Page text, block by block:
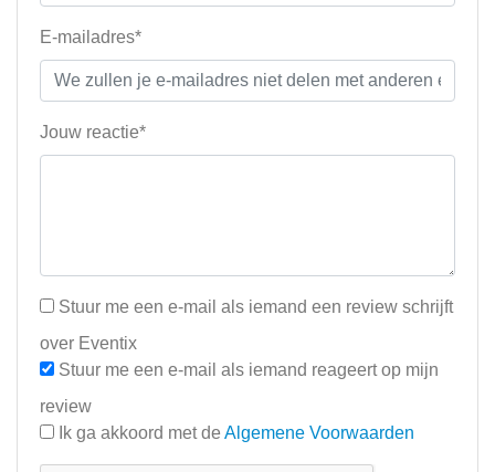
E-mailadres*
Jouw reactie*
Stuur me een e-mail als iemand een review schrijft
over Eventix
Stuur me een e-mail als iemand reageert op mijn
review
Ik ga akkoord met de Algemene Voorwaarden